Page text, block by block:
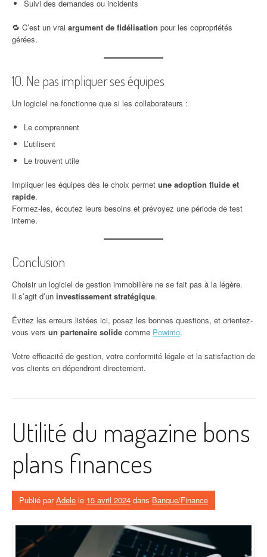
Suivi des demandes ou incidents
🔁 C’est un vrai argument de fidélisation pour les copropriétés
gérées.
10. Ne pas impliquer ses équipes
Un logiciel ne fonctionne que si les collaborateurs :
Le comprennent
L’utilisent
Le trouvent utile
Impliquer les équipes dès le choix permet une adoption fluide et
rapide.
Formez-les, écoutez leurs besoins et prévoyez une période de test
interne.
Conclusion
Choisir un logiciel de gestion immobilière ne se fait pas à la légère.
Il s’agit d’un investissement stratégique.
Évitez les erreurs listées ici, posez les bonnes questions, et orientez-
vous vers un partenaire solide comme Powimo.
Votre efficacité de gestion, votre conformité légale et la satisfaction de
vos clients en dépendront directement.
Utilité du magazine bons
plans finances
Publié parAdele le 15 avril 2024 dans Banque/Finance